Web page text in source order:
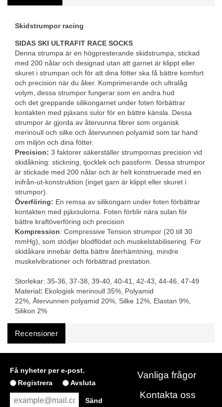
Skidstrumpor racing
SIDAS SKI ULTRAFIT RACE SOCKS
Denna strumpa är en högpresterande skidstrumpa, stickad
med 200 nålar och designad utan att garnet är klippt eller
skuret i strumpan och för att dina fötter ska få bättre komfort
och precision när du åker. Komprimerande och ultralåg
volym, dessa strumpor fungerar som en andra hud
och det greppande silikongarnet under foten förbättrar
kontakten med pjäxans sulor för en bättre känsla. Dessa
strumpor är gjorda av återvunna fibrer som organisk
merinoull och silke och återvunnen polyamid som tar hand
om miljön och dina fötter.
Precision: 3 faktorer säkerställer strumpornas precision vid
skidåkning: stickning, tjocklek och passform. Dessa strumpor
är stickade med 200 nålar och är helt konstruerade med en
inifrån-ut-konstruktion (inget garn är klippt eller skuret i
strumpor).
Överföring: En remsa av silikongarn under foten förbättrar
kontakten med pjäxsulorna. Foten förblir nära sulan för
bättre kraftöverföring och precision
Kompression: Compressive Tension strumpor (20 till 30
mmHg), som stödjer blodflödet och muskelstabilisering. För
skidåkare innebär detta bättre återhämtning, mindre
muskelvibrationer och förbättrad prestation.
Storlekar: 35-36, 37-38, 39-40, 40-41, 42-43, 44-46, 47-49
Material: Ekologisk merinoull 35%, Polyamid
22%, Återvunnen polyamid 20%, Silke 12%, Elastan 9%,
Silikon 2%
Recensioner
Få nyheter per e-post.
Registrera
Avsluta
Vanliga frågor
Kontakta oss